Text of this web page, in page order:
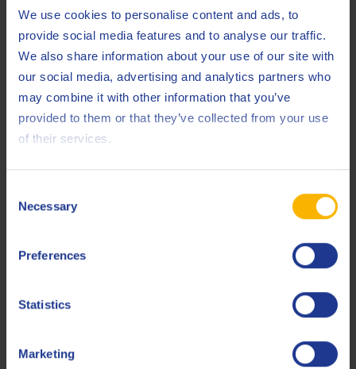
We use cookies to personalise content and ads, to
provide social media features and to analyse our traffic.
We also share information about your use of our site with
our social media, advertising and analytics partners who
may combine it with other information that you’ve
provided to them or that they’ve collected from your use
of their services.
Selection
Necessary
Preferences
Statistics
Marketing
Verwandte Produkte